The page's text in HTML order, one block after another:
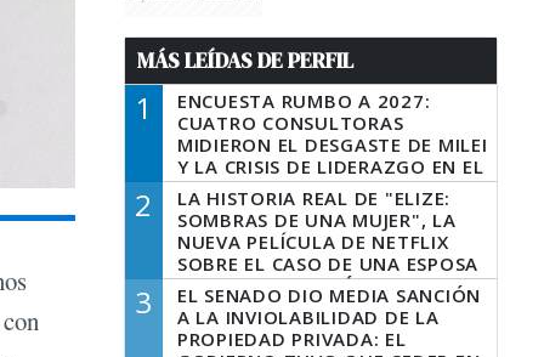
MÁS LEÍDAS DE PERFIL
1
ENCUESTA RUMBO A 2027:
CUATRO CONSULTORAS
MIDIERON EL DESGASTE DE MILEI
Y LA CRISIS DE LIDERAZGO EN EL
PERONISMO
2
LA HISTORIA REAL DE "ELIZE:
SOMBRAS DE UNA MUJER", LA
NUEVA PELÍCULA DE NETFLIX
SOBRE EL CASO DE UNA ESPOSA
QUE DESCUARTIZÓ A SU
MARIDO
3
EL SENADO DIO MEDIA SANCIÓN
A LA INVIOLABILIDAD DE LA
PROPIEDAD PRIVADA: EL